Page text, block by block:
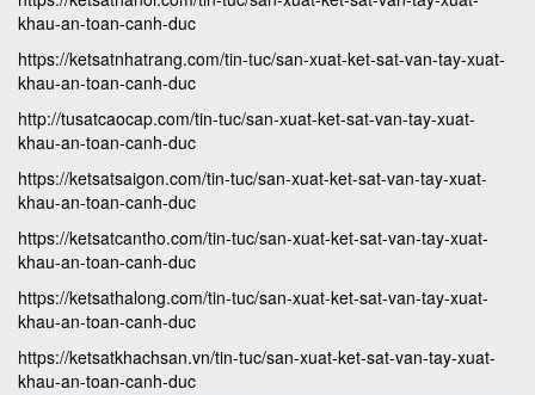
khau-an-toan-canh-duc
https://ketsatnhatrang.com/tin-tuc/san-xuat-ket-sat-van-tay-xuat-
khau-an-toan-canh-duc
http://tusatcaocap.com/tin-tuc/san-xuat-ket-sat-van-tay-xuat-
khau-an-toan-canh-duc
https://ketsatsaigon.com/tin-tuc/san-xuat-ket-sat-van-tay-xuat-
khau-an-toan-canh-duc
https://ketsatcantho.com/tin-tuc/san-xuat-ket-sat-van-tay-xuat-
khau-an-toan-canh-duc
https://ketsathalong.com/tin-tuc/san-xuat-ket-sat-van-tay-xuat-
khau-an-toan-canh-duc
https://ketsatkhachsan.vn/tin-tuc/san-xuat-ket-sat-van-tay-xuat-
khau-an-toan-canh-duc